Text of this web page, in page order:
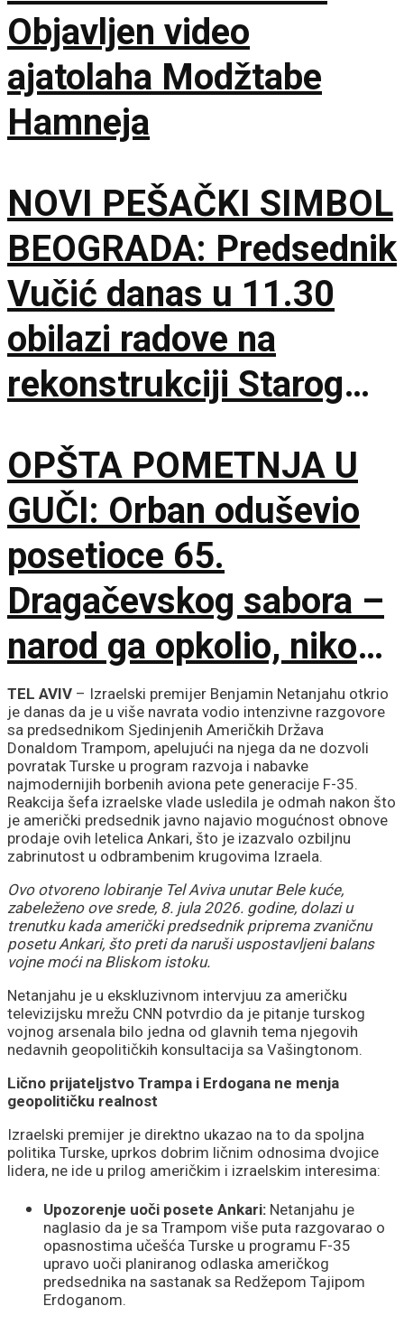
Objavljen video
ajatolaha Modžtabe
Hamneja
NOVI PEŠAČKI SIMBOL
BEOGRADA: Predsednik
Vučić danas u 11.30
obilazi radove na
rekonstrukciji Starog
OPŠTA POMETNJA U
GUČI: Orban oduševio
posetioce 65.
Dragačevskog sabora –
narod ga opkolio, niko
ne veruje koliko je
opušten
TEL AVIV – Izraelski premijer Benjamin Netanjahu otkrio
je danas da je u više navrata vodio intenzivne razgovore
sa predsednikom Sjedinjenih Američkih Država
Donaldom Trampom, apelujući na njega da ne dozvoli
povratak Turske u program razvoja i nabavke
najmodernijih borbenih aviona pete generacije F-35.
Reakcija šefa izraelske vlade usledila je odmah nakon što
je američki predsednik javno najavio mogućnost obnove
prodaje ovih letelica Ankari, što je izazvalo ozbiljnu
zabrinutost u odbrambenim krugovima Izraela.
Ovo otvoreno lobiranje Tel Aviva unutar Bele kuće,
zabeleženo ove srede, 8. jula 2026. godine, dolazi u
trenutku kada američki predsednik priprema zvaničnu
posetu Ankari, što preti da naruši uspostavljeni balans
vojne moći na Bliskom istoku.
Netanjahu je u ekskluzivnom intervjuu za američku
televizijsku mrežu CNN potvrdio da je pitanje turskog
vojnog arsenala bilo jedna od glavnih tema njegovih
nedavnih geopolitičkih konsultacija sa Vašingtonom.
Lično prijateljstvo Trampa i Erdogana ne menja
geopolitičku realnost
Izraelski premijer je direktno ukazao na to da spoljna
politika Turske, uprkos dobrim ličnim odnosima dvojice
lidera, ne ide u prilog američkim i izraelskim interesima:
Upozorenje uoči posete Ankari: Netanjahu je
naglasio da je sa Trampom više puta razgovarao o
opasnostima učešća Turske u programu F-35
upravo uoči planiranog odlaska američkog
predsednika na sastanak sa Redžepom Tajipom
Erdoganom.